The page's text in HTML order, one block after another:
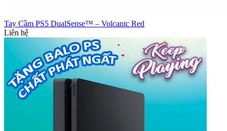
Tay Cầm PS5 DualSense™ – Volcanic Red
Liên hệ